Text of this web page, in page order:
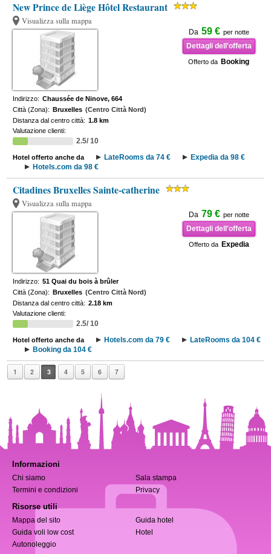
New Prince de Liège Hôtel Restaurant
Visualizza sulla mappa
Da 59 € per notte
Dettagli dell'offerta
Offerto da Booking
Indirizzo: Chaussée de Ninove, 664
Città (Zona): Bruxelles (Centro Città Nord)
Distanza dal centro città: 1.8 km
Valutazione clienti:
2.5/ 10
Hotel offerto anche da LateRooms da 74 €
Expedia da 98 €
Hotels.com da 98 €
Citadines Bruxelles Sainte-catherine
Visualizza sulla mappa
Da 79 € per notte
Dettagli dell'offerta
Offerto da Expedia
Indirizzo: 51 Quai du bois à brûler
Città (Zona): Bruxelles (Centro Città Nord)
Distanza dal centro città: 2.18 km
Valutazione clienti:
2.5/ 10
Hotel offerto anche da Hotels.com da 79 €
LateRooms da 104 €
Booking da 104 €
1 2 3 4 5 6 7
Informazioni
Chi siamo
Sala stampa
Termini e condizioni
Privacy
Risorse utili
Mappa del sito
Guida hotel
Guida voli low cost
Hotel
Autonoleggio